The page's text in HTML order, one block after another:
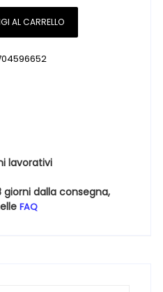
AL CARRELLO
lavorativi
dalla consegna,
FAQ